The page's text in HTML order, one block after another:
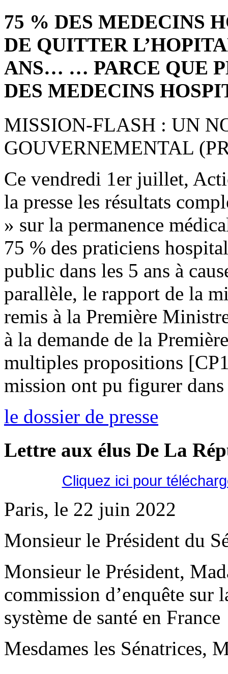
75 % DES MEDECINS
DE QUITTER
ANS… … PARCE QUE
DES MEDECINS
MISSION-FLASH : UN
GOUVERNEMENTAL
Ce vendredi 1er juillet,
la presse les résultats
» sur la permanence
75 % des praticiens
public dans les 5 ans à
parallèle, le rapport de la
remis à la Première
à la demande de la
multiples propositions
mission ont pu figurer
le dossier de presse
Lettre aux élus De La
Cliquez ici pour
Paris, le 22 juin 2022
Monsieur le Président du
Monsieur le Président,
commission d’enquête sur
système de santé en France
Mesdames les Sénatrices,